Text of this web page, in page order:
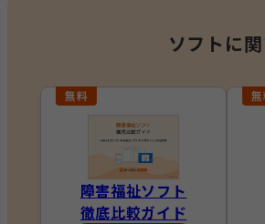
ソフトに
障害福祉ソフト
徹底比較ガイド